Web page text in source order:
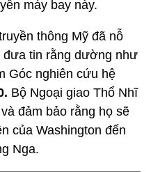
máy bay này.
thông Mỹ đã nỗ
đưa tin rằng dường như
Góc nghiên cứu hệ
Bộ Ngoại giao Thổ Nhĩ
đảm bảo rằng họ sẽ
của Washington đến
Nga.